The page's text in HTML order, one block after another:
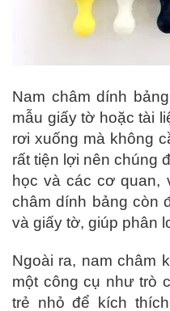
Nam châm dính
mẫu giấy tờ hoặc tài
rơi xuống mà không
rất tiện lợi nên chúng
học và các cơ quan,
châm dính bảng còn
và giấy tờ, giúp phân
Ngoài ra, nam châm
một công cụ như trò
trẻ nhỏ để kích